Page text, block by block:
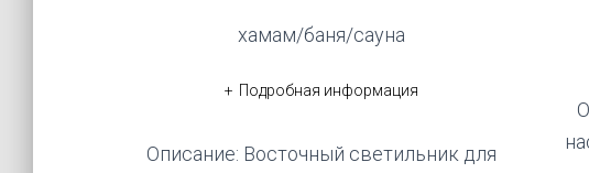
хамам/баня/сауна
Подробная информация
Описание: Восточный светильник для